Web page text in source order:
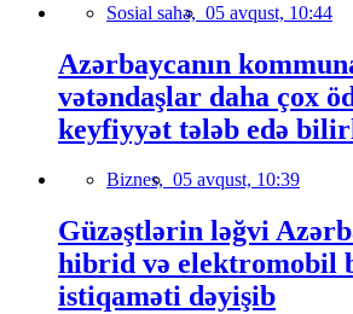
Sosial sahə, 05 avqust, 10:44
Azərbaycanın
vətəndaşlar daha çox
keyfiyyət tələb edə
Biznes, 05 avqust, 10:39
Güzəştlərin ləğvi
hibrid və elektromobil
istiqaməti dəyişib